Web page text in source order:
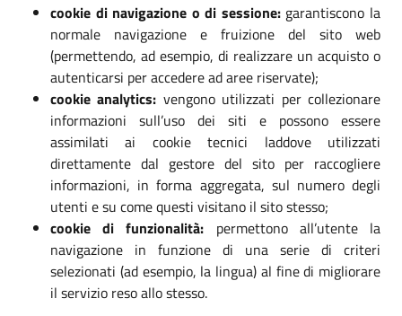
cookie di navigazione o di sessione:garantiscono la
normale navigazione e fruizione del sito web
(permettendo, ad esempio, di realizzare un acquisto o
autenticarsi per accedere ad aree riservate);
cookie analytics: vengono utilizzati per collezionare
informazioni sull’uso dei siti e possono essere
assimilati ai cookie tecnici laddove utilizzati
direttamente dal gestore del sito per raccogliere
informazioni, in forma aggregata, sul numero degli
utenti e su come questi visitano il sito stesso;
cookie di funzionalità: permettono all’utente la
navigazione in funzione di una serie di criteri
selezionati (ad esempio, la lingua) al fine di migliorare
il servizio reso allo stesso.